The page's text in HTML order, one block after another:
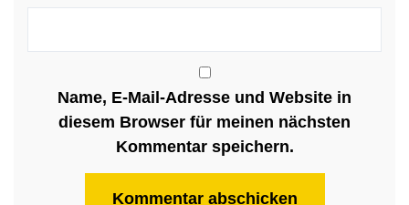
Name, E-Mail-Adresse und Website in
diesem Browser für meinen nächsten
Kommentar speichern.